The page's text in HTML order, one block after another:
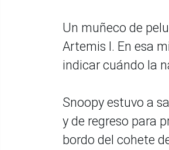
Un muñeco de
Artemis I. En esa
indicar cuándo la
Snoopy estuvo a
y de regreso para
bordo del cohete